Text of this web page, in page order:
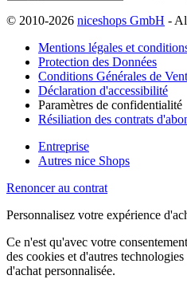
© 2010-2026 niceshops GmbH -
Mentions légales et
Protection des Données
Conditions Générales de
Déclaration d'accessibilité
Paramètres de confidentialité
Résiliation des contrats
Entreprise
Autres nice Shops
Renoncer au contrat
Personnalisez votre expérience
Ce n'est qu'avec votre
des cookies et d'autres
d'achat personnalisée.